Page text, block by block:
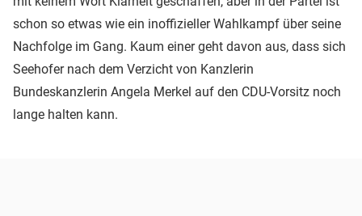
schon so etwas wie ein inoffizieller Wahlkampf über seine
Nachfolge im Gang. Kaum einer geht davon aus, dass sich
Seehofer nach dem Verzicht von Kanzlerin
Bundeskanzlerin Angela Merkel auf den CDU-Vorsitz noch
lange halten kann.